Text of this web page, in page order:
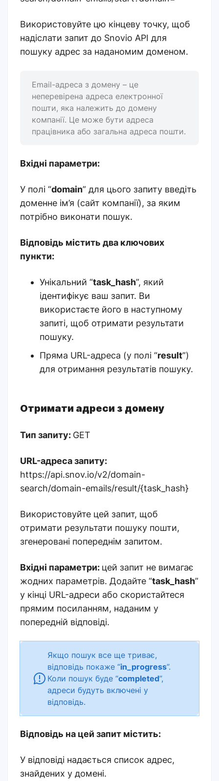
Використовуйте цю кінцеву точку, щоб
надіслати запит до Snovio API для
пошуку адрес за наданомим доменом.
Email-адреса з домену – це
неперевірена адреса електронної
пошти, яка належить до домену
компанії. Це може бути адреса
працівника або загальна адреса пошти.
Вхідні параметри:
У полі “domain” для цього запиту введіть
доменне ім’я (сайт компанії), за яким
потрібно виконати пошук.
Відповідь містить два ключових
пункти:
Унікальний “task_hash”, який
ідентифікує ваш запит. Ви
використаєте його в наступному
запиті, щоб отримати результати
пошуку.
Пряма URL-адреса (у полі “result”)
для отримання результатів пошуку.
Отримати адреси з домену
Тип запиту: GET
URL-адреса запиту:
https://api.snov.io/v2/domain-
search/domain-emails/result/{task_hash}
Використовуйте цей запит, щоб
отримати результати пошуку пошти,
згенеровані попереднім запитом.
Вхідні параметри: цей запит не вимагає
жодних параметрів. Додайте “task_hash”
у кінці URL-адреси або скористайтеся
прямим посиланням, наданим у
попередній відповіді.
Якщо пошук все ще триває,
відповідь покаже “in_progress”.
Коли пошук буде “completed”,
адреси будуть включені у
відповідь.
Відповідь на цей запит містить:
У відповіді надається список адрес,
знайдених у домені.